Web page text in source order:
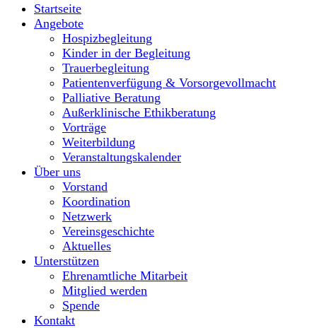
Startseite
Angebote
Hospizbegleitung
Kinder in der Begleitung
Trauerbegleitung
Patientenverfügung & Vorsorgevollmacht
Palliative Beratung
Außerklinische Ethikberatung
Vorträge
Weiterbildung
Veranstaltungskalender
Über uns
Vorstand
Koordination
Netzwerk
Vereinsgeschichte
Aktuelles
Unterstützen
Ehrenamtliche Mitarbeit
Mitglied werden
Spende
Kontakt